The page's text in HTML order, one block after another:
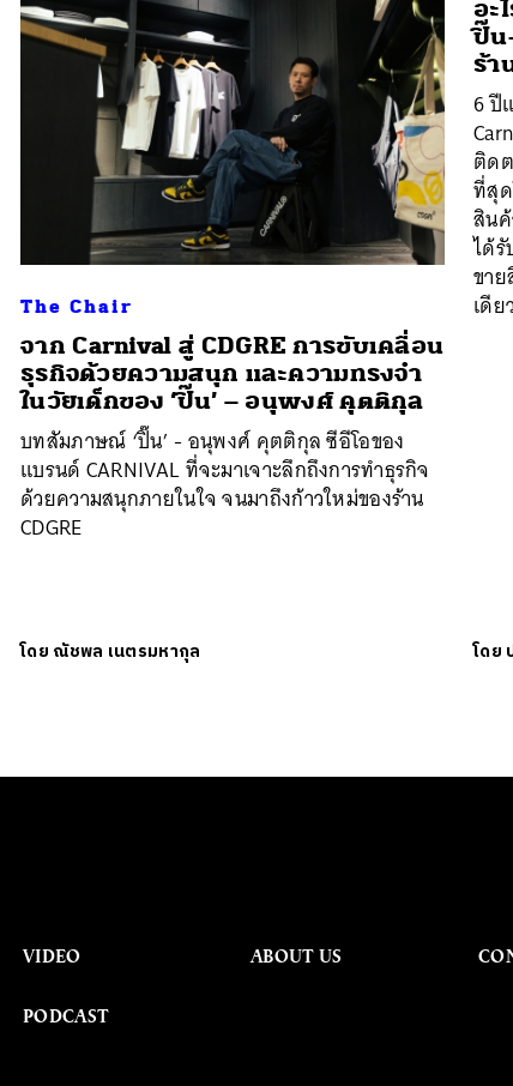
The Chair
จาก Carnival สู่ CDGRE การขับเคลื่อน
ธุรกิจด้วยความสนุก และความทรงจำ
ในวัยเด็กของ ‘ปิ๊น’ – อนุพงศ์ คุตติกุล
บทสัมภาษณ์ ‘ปิ๊น’ - อนุพงศ์ คุตติกุล ซีอีโอของ
แบรนด์ CARNIVAL ที่จะมาเจาะลึกถึงการทำธุรกิจ
ด้วยความสนุกภายในใจ จนมาถึงก้าวใหม่ของร้าน
CDGRE
โดย ณัชพล เนตรมหากุล
อะ
ปิ๊น
ร้า
6 ปี
ติด
ที่สุ
สิน
ได้
ขา
เดีย
โดย
VIDEO
PODCAST
ABOUT US
SHARE TWEET LINE EMAIL